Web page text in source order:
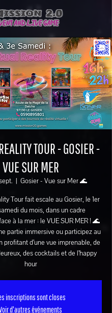
TOUR - GOSIER -
VUE SUR MER
  |
Gosier - Vue sur Mer 🌊
Tour fait escale au Gosier, le 1er
du mois, dans un cadre
à la mer : le VUE SUR MER ! 🌊
partie immersive ou participez au
profitant d’une vue imprenable, de
des cocktails et de l’happy
hour
inscriptions sont closes
d'autres événements